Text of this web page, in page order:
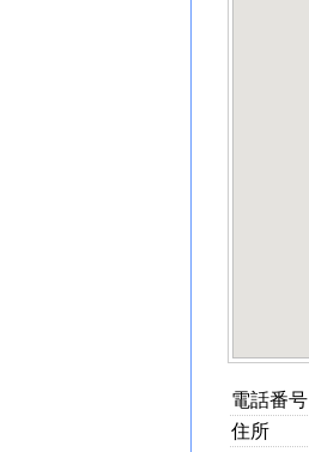
電話番号
住所